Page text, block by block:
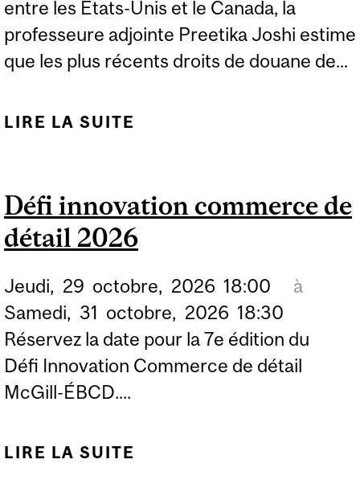
entre les États-Unis et le Canada, la
professeure adjointe Preetika Joshi estime
que les plus récents droits de douane de...
LIRE LA SUITE
PRODUITS CANADIENS
CONDITIONS
COMMERCIALES
Défi innovation commerce de
détail 2026
Jeudi, 29 octobre, 2026 18:00
à
Samedi, 31 octobre, 2026 18:30
Réservez la date pour la 7e édition du
Défi Innovation Commerce de détail
McGill-ÉBCD....
LIRE LA SUITE